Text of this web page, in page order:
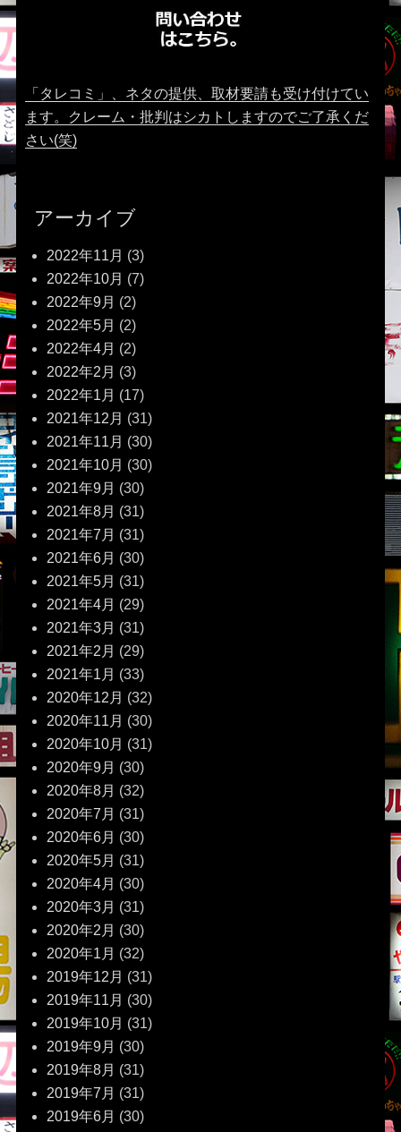
「タレコミ」、ネタの提供、取材要請も受け付けてい
ます。クレーム・批判はシカトしますのでご了承くだ
さい(笑)
アーカイブ
2022年11月 (3)
2022年10月 (7)
2022年9月 (2)
2022年5月 (2)
2022年4月 (2)
2022年2月 (3)
2022年1月 (17)
2021年12月 (31)
2021年11月 (30)
2021年10月 (30)
2021年9月 (30)
2021年8月 (31)
2021年7月 (31)
2021年6月 (30)
2021年5月 (31)
2021年4月 (29)
2021年3月 (31)
2021年2月 (29)
2021年1月 (33)
2020年12月 (32)
2020年11月 (30)
2020年10月 (31)
2020年9月 (30)
2020年8月 (32)
2020年7月 (31)
2020年6月 (30)
2020年5月 (31)
2020年4月 (30)
2020年3月 (31)
2020年2月 (30)
2020年1月 (32)
2019年12月 (31)
2019年11月 (30)
2019年10月 (31)
2019年9月 (30)
2019年8月 (31)
2019年7月 (31)
2019年6月 (30)